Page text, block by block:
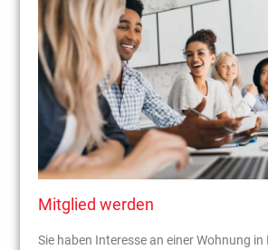
Mitglied werden
Sie haben Interesse an einer Wohnung in